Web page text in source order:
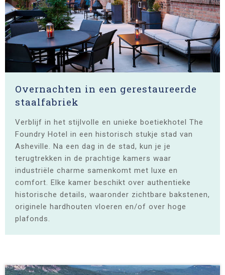
Overnachten in een gerestaureerde
staalfabriek
Verblijf in het stijlvolle en unieke boetiekhotel The
Foundry Hotel in een historisch stukje stad van
Asheville. Na een dag in de stad, kun je je
terugtrekken in de prachtige kamers waar
industriële charme samenkomt met luxe en
comfort. Elke kamer beschikt over authentieke
historische details, waaronder zichtbare bakstenen,
originele hardhouten vloeren en/of over hoge
plafonds.